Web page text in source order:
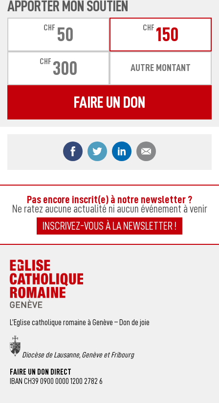
APPORTER MON SOUTIEN
CHF 50 CHF 150
CHF 300 AUTRE MONTANT
FAIRE UN DON
Partager ce contenu sur Facebook
Partager ce contenu sur Twitter
Partager ce contenu
Pas encore inscrit(e) à notre newsletter ?
Ne ratez aucune actualité ni aucun événement à venir
INSCRIVEZ-VOUS À LA NEWSLETTER !
L’Eglise catholique romaine à Genève – Don de joie
Diocèse de Lausanne, Genève et Fribourg
FAIRE UN DON DIRECT
IBAN CH39 0900 0000 1200 2782 6